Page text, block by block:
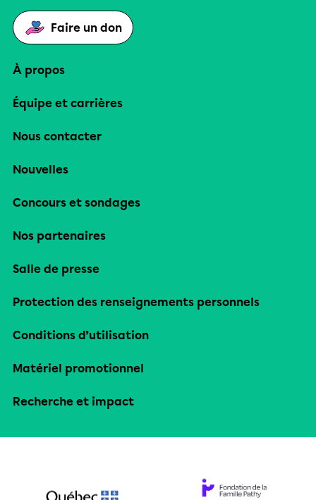
Faire un don
À propos
Équipe et carrières
Nous contacter
Nouvelles
Concours et sondages
Nos partenaires
Salle de presse
Protection des renseignements personnels
Conditions d’utilisation
Matériel promotionnel
Recherche et impact